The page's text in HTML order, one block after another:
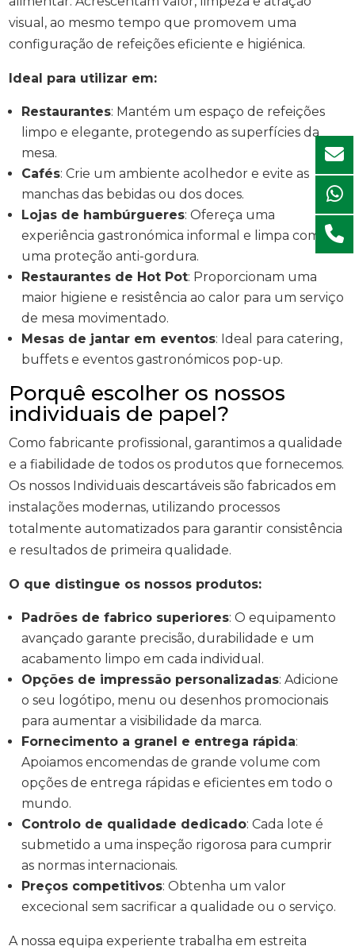
visual, ao mesmo tempo que promovem uma
configuração de refeições eficiente e higiénica.
Ideal para utilizar em:
Restaurantes: Mantém um espaço de refeições
limpo e elegante, protegendo as superfícies da
mesa.
Cafés: Crie um ambiente acolhedor e evite as
manchas das bebidas ou dos doces.
Lojas de hambúrgueres: Ofereça uma
experiência gastronómica informal e limpa com
uma proteção anti-gordura.
Restaurantes de Hot Pot: Proporcionam uma
maior higiene e resistência ao calor para um serviço
de mesa movimentado.
Mesas de jantar em eventos: Ideal para catering,
buffets e eventos gastronómicos pop-up.
Porquê escolher os nossos
individuais de papel?
Como fabricante profissional, garantimos a qualidade
e a fiabilidade de todos os produtos que fornecemos.
Os nossos Individuais descartáveis são fabricados em
instalações modernas, utilizando processos
totalmente automatizados para garantir consistência
e resultados de primeira qualidade.
O que distingue os nossos produtos:
Padrões de fabrico superiores: O equipamento
avançado garante precisão, durabilidade e um
acabamento limpo em cada individual.
Opções de impressão personalizadas: Adicione
o seu logótipo, menu ou desenhos promocionais
para aumentar a visibilidade da marca.
Fornecimento a granel e entrega rápida:
Apoiamos encomendas de grande volume com
opções de entrega rápidas e eficientes em todo o
mundo.
Controlo de qualidade dedicado: Cada lote é
submetido a uma inspeção rigorosa para cumprir
as normas internacionais.
Preços competitivos: Obtenha um valor
excecional sem sacrificar a qualidade ou o serviço.
A nossa equipa experiente trabalha em estreita